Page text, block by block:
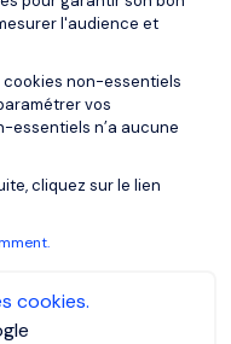
l'audience et
non-essentiels
vos
essentiels n’a aucune
cliquez sur le lien
cookies.